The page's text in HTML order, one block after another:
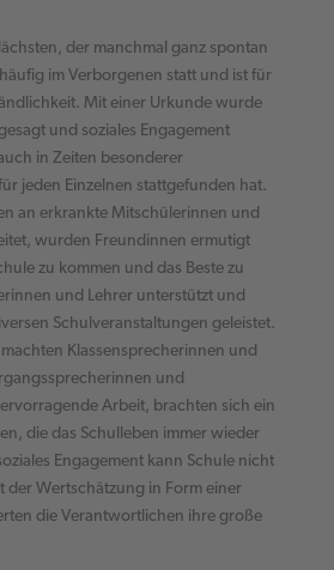
der manchmal ganz spontan
im Verborgenen statt und ist für
Mit einer Urkunde wurde
und soziales Engagement
in Zeiten besonderer
jeden Einzelnen stattgefunden hat.
an erkrankte Mitschülerinnen und
wurden Freundinnen ermutigt
zu kommen und das Beste zu
und Lehrer unterstützt und
Schulveranstaltungen geleistet.
Klassensprecherinnen und
und
Arbeit, brachten sich ein
die das Schulleben immer wieder
Engagement kann Schule nicht
Wertschätzung in Form einer
die Verantwortlichen ihre große